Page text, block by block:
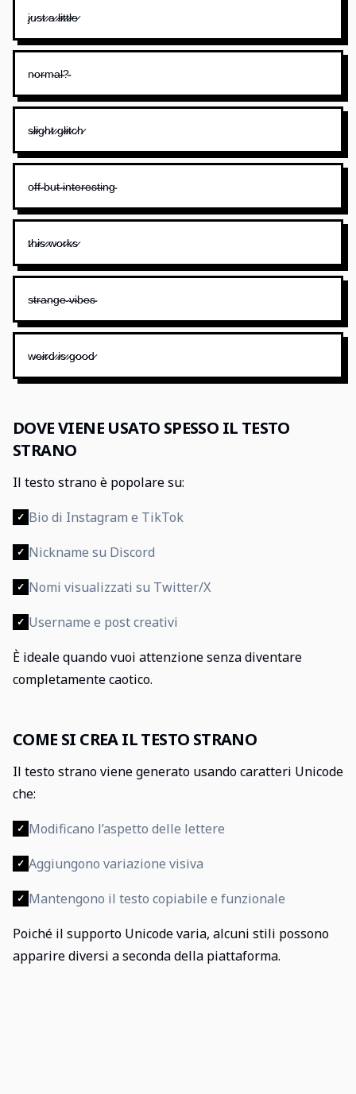
j̷u̷s̷t̷ ̷a̷ ̷l̷i̷t̷t̷l̷e̷
n̴o̴r̴m̴a̴l̴?̴
s̷l̷i̷g̷h̷t̷ ̷g̷l̷i̷t̷c̷h̷
o̴f̴f̴ ̴b̴u̴t̴ ̴i̴n̴t̴e̴r̴e̴s̴t̴i̴n̴g̴
t̷h̷i̷s̷ ̷w̷o̷r̷k̷s̷
s̴t̴r̴a̴n̴g̴e̴ ̴v̴i̴b̴e̴s̴
w̷e̷i̷r̷d̷ ̷i̷s̷ ̷g̷o̷o̷d̷
DOVE VIENE USATO SPESSO IL TESTO
STRANO
Il testo strano è popolare su:
✓ Bio di Instagram e TikTok
✓ Nickname su Discord
✓ Nomi visualizzati su Twitter/X
✓ Username e post creativi
È ideale quando vuoi attenzione senza diventare
completamente caotico.
COME SI CREA IL TESTO STRANO
Il testo strano viene generato usando caratteri Unicode
che:
✓ Modificano l’aspetto delle lettere
✓ Aggiungono variazione visiva
✓ Mantengono il testo copiabile e funzionale
Poiché il supporto Unicode varia, alcuni stili possono
apparire diversi a seconda della piattaforma.